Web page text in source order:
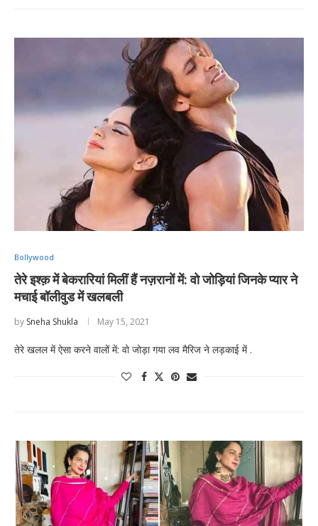
Bollywood
तेरे इश्क़ में बेकरारियां मिलीं हैं नज़रानों में: वो जोड़ियां जिनके प्यार ने
मचाई बॉलीवुड में खलबली
by Sneha Shukla May 15, 2021
तेरे खलल में ऐसा करने वालों में: वो जोड़ा गया लव मैरिज ने लड़काई में .